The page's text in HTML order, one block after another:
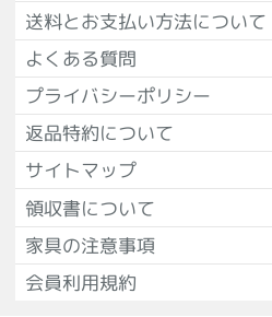
送料とお支払い方法について
よくある質問
プライバシーポリシー
返品特約について
サイトマップ
領収書について
家具の注意事項
会員利用規約